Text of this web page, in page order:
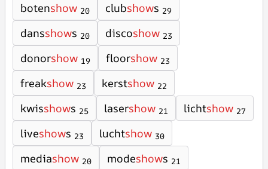
botenshow 20 clubshows 29
dansshows 20 discoshow 23
donorshow 19 floorshow 23
freakshow 23 kerstshow 22
kwisshows 25 lasershow 21 lichtshow 27
liveshows 23 luchtshow 30
mediashow 20 modeshows 21